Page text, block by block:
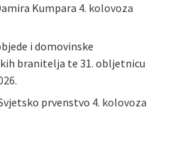
Kumpara 4. kolovoza
i domovinske
branitelja te 31. obljetnicu
prvenstvo 4. kolovoza